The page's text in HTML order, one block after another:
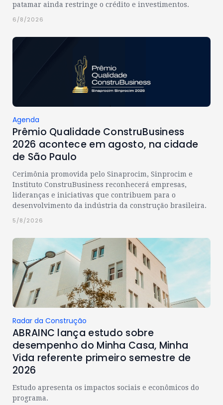
patamar ainda restringe o crédito e investimentos.
6/8/2026
Agenda
Prêmio Qualidade ConstruBusiness
2026 acontece em agosto, na cidade
de São Paulo
Cerimônia promovida pelo Sinaprocim, Sinprocim e
Instituto ConstruBusiness reconhecerá empresas,
lideranças e iniciativas que contribuem para o
desenvolvimento da indústria da construção brasileira.
5/8/2026
Radar da Construção
ABRAINC lança estudo sobre
desempenho do Minha Casa, Minha
Vida referente primeiro semestre de
2026
Estudo apresenta os impactos sociais e econômicos do
programa.